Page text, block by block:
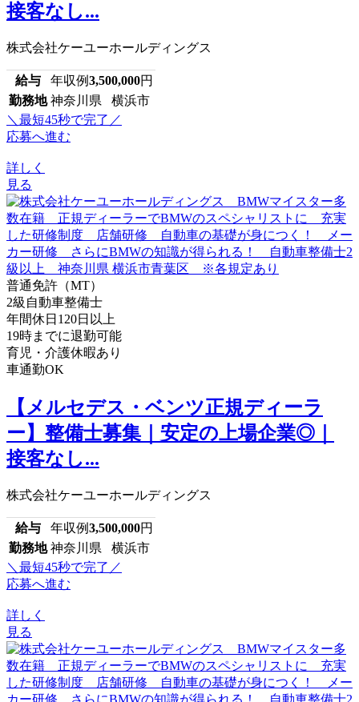
接客なし...
株式会社ケーユーホールディングス
給与 年収例3,500,000円
勤務地 神奈川県 横浜市
＼最短45秒で完了／
応募へ進む
詳しく
見る
普通免許（MT）
2級自動車整備士
年間休日120日以上
19時までに退勤可能
育児・介護休暇あり
車通勤OK
【メルセデス・ベンツ正規ディーラ
ー】整備士募集｜安定の上場企業◎｜
接客なし...
株式会社ケーユーホールディングス
給与 年収例3,500,000円
勤務地 神奈川県 横浜市
＼最短45秒で完了／
応募へ進む
詳しく
見る